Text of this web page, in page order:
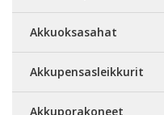
Akkuoksasahat
Akkupensasleikkurit
Akkuporakoneet